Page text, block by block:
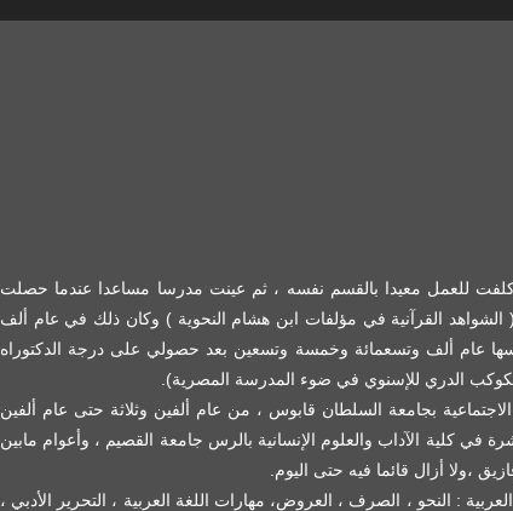
للعمل معيدا بالقسم نفسه ، ثم عينت مدرسا مساعدا عندما حصلت
القرآنية في مؤلفات ابن هشام النحوية ) وكان ذلك في عام ألف
عام ألف وتسعمائة وخمسة وتسعين بعد حصولي على درجة الدكتوراه
الدري للإسنوي في ضوء المدرسة المصرية).
بجامعة السلطان قابوس ، من عام ألفين وثلاثة حتى عام ألفين
كلية الآداب والعلوم الإنسانية بالرس جامعة القصيم ، وأعوام مابين
،ولا أزال قائما فيه حتى اليوم.
: النحو ، الصرف ، العروض، مهارات اللغة العربية ، التحرير الأدبي ،